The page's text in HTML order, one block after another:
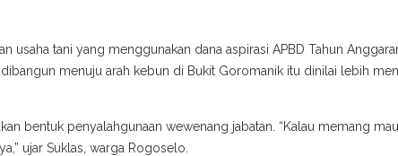
usaha tani yang menggunakan dana aspirasi APBD Tahun
menuju arah kebun di Bukit Goromanik itu dinilai lebih
bentuk penyalahgunaan wewenang jabatan. “Kalau memang
ujar Suklas, warga Rogoselo.